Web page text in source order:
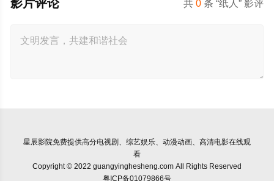
共0 条 “纸人” 影评
影片评论
星辰影院免费提供高分电视剧、综艺娱乐、动漫动画、高清电影在线观
看
Copyright © 2022 guangyinghesheng.com All Rights Reserved
粤ICP备01079866号